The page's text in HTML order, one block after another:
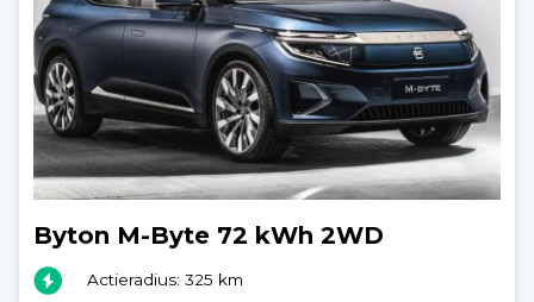
Byton M-Byte 72 kWh 2WD
Actieradius: 325 km